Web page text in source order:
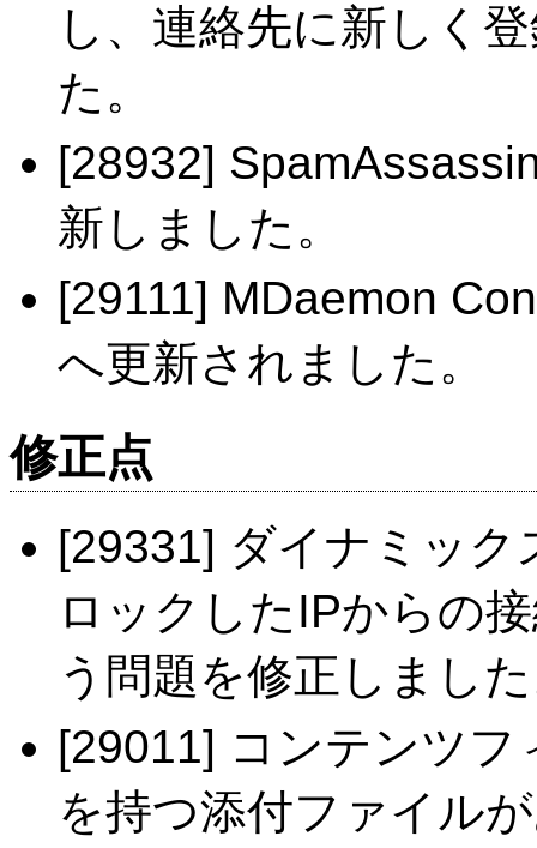
し、連絡先に新しく
た。
[28932]
新しました。
[29111] MDaemon
へ更新されました。
修正点
[29331] ダイナミッ
ロックしたIPからの
う問題を修正しまし
[29011] コンテンツフ
を持つ添付ファイル